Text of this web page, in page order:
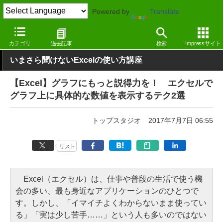
Powered by Translate
カテゴリ 過去記事 検索 Impressサイト
窓の杜 オフィス・ドキュメント Windows
いまさら聞けないExcelの使い方講座
【Excel】グラフにもっと説得力を！ エクセルで
グラフ上に具体的な数値を表示するテク2選
トップスタジオ 2017年7月7日 06:55
リスト
Excel（エクセル）は、仕事や普段の生活で使う機
会の多い、最も身近なアプリケーションのひとつで
す。しかし、「イマイチよくわからないまま使ってい
る」「実は少し苦手……」という人も多いのではない